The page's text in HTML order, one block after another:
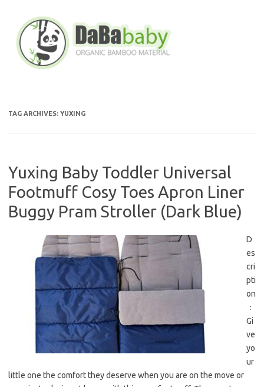
content
TAG ARCHIVES: YUXING
Yuxing Baby Toddler Universal
Footmuff Cosy Toes Apron Liner
Buggy Pram Stroller (Dark Blue)
D
es
cri
pti
on
：
Gi
ve
yo
ur
little one the comfort they deserve when you are on the move or